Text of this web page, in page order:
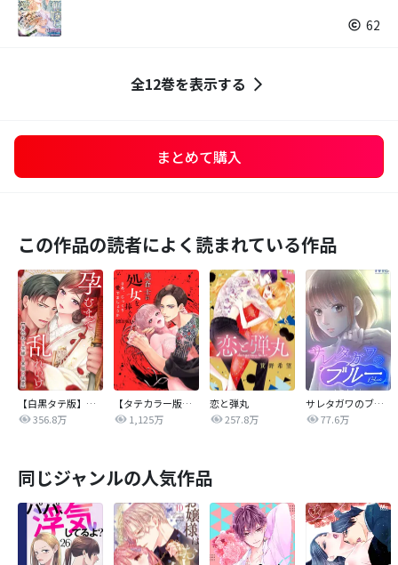
62
全12巻を表示する
まとめて購入
この作品の読者によく読まれている作品
【白黒タテ版】孕むまで乱れいけ～身代わり花嫁と軍服の猛愛
356.8万
【タテカラー版】漣蒼士に処女を捧ぐ～さあ、じっくり愛でましょうか
1,125万
恋と弾丸
257.8万
サレタガワのブルー【タテヨミ】
77.6万
同じジャンルの人気作品